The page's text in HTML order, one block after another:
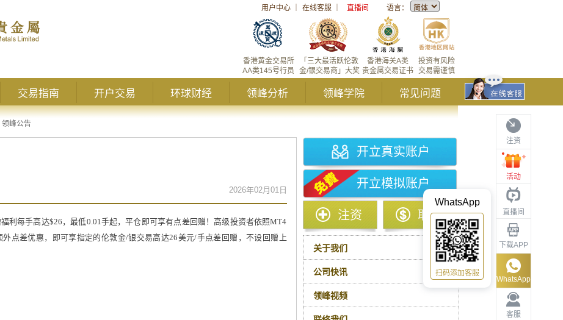
用户中心 在线客服 直播间 语言：
投资有风险
交易需谨慎
香港海关A类
贵金属交易证书
「三大最活跃伦敦
金/银交易商」大奖
香港黄金交易所
AA类145号行员
交易指南 开户交易 环球财经 领峰分析 领峰学院 常见问题
注资
活动
直播间
下载APP
客服
WhatsApp
WhatsApp
扫码添加客服
领峰公告
2026年02月01日
利每手高达$26，最低0.01手起，平仓即可享有点差回赠！高级投资者依照MT4
点差优惠，即可享指定的伦敦金/银交易高达26美元/手点差回赠，不设回赠上
开立真实账户
开立模拟账户
注资 取款
关于我们
公司快讯
领峰视频